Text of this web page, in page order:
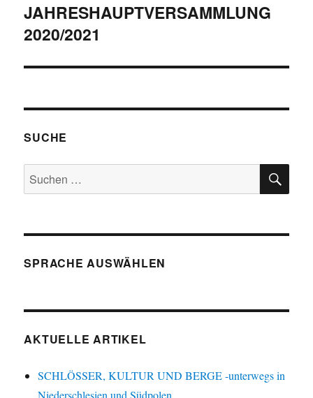
JAHRESHAUPTVERSAMMLUNG
2020/2021
SUCHE
Suchen
nach:
SPRACHE AUSWÄHLEN
AKTUELLE ARTIKEL
SCHLÖSSER, KULTUR UND BERGE -unterwegs in
Niederschlesien und Südpolen